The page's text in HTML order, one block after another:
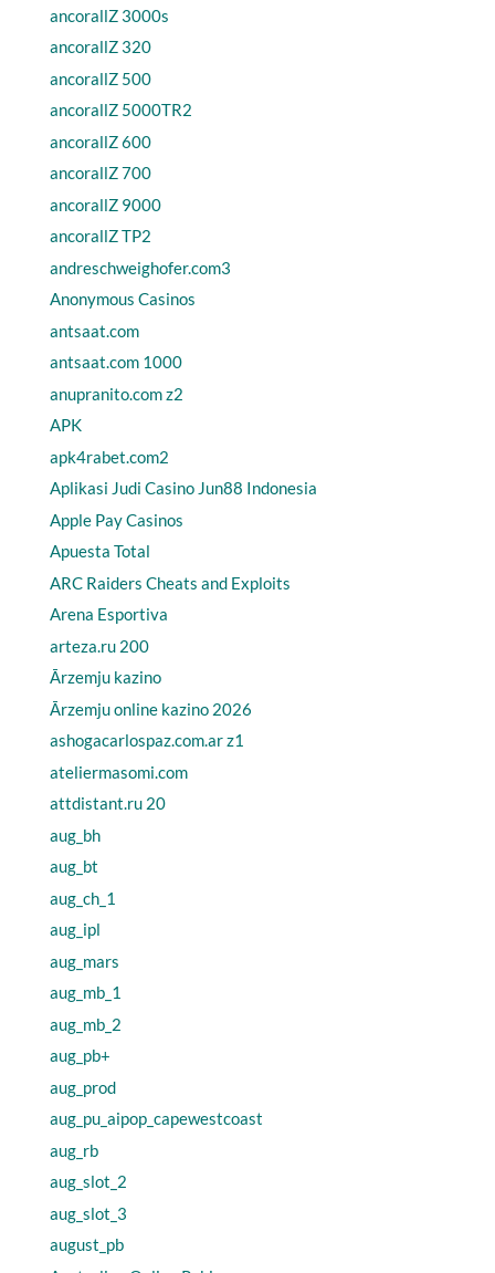
ancorallZ 3000s
ancorallZ 320
ancorallZ 500
ancorallZ 5000TR2
ancorallZ 600
ancorallZ 700
ancorallZ 9000
ancorallZ TP2
andreschweighofer.com3
Anonymous Casinos
antsaat.com
antsaat.com 1000
anupranito.com z2
APK
apk4rabet.com2
Aplikasi Judi Casino Jun88 Indonesia
Apple Pay Casinos
Apuesta Total
ARC Raiders Cheats and Exploits
Arena Esportiva
arteza.ru 200
Ārzemju kazino
Ārzemju online kazino 2026
ashogacarlospaz.com.ar z1
ateliermasomi.com
attdistant.ru 20
aug_bh
aug_bt
aug_ch_1
aug_ipl
aug_mars
aug_mb_1
aug_mb_2
aug_pb+
aug_prod
aug_pu_aipop_capewestcoast
aug_rb
aug_slot_2
aug_slot_3
august_pb